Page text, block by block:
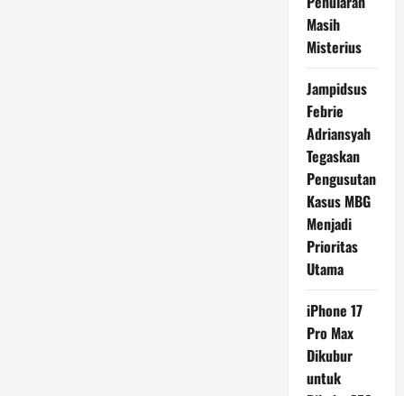
Masih
Misterius
Jampidsus
Febrie
Adriansyah
Tegaskan
Pengusutan
Kasus MBG
Menjadi
Prioritas
Utama
iPhone 17
Pro Max
Dikubur
untuk